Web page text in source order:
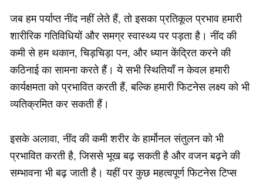
जब हम पर्याप्त नींद नहीं लेते हैं, तो इसका प्रतिकूल प्रभाव हमारी
शारीरिक गतिविधियों और समग्र स्वास्थ्य पर पड़ता है। नींद की
कमी से हम थकान, चिड़चिड़ा पन, और ध्यान केंद्रित करने की
कठिनाई का सामना करते हैं। ये सभी स्थितियाँ न केवल हमारी
कार्यक्षमता को प्रभावित करती हैं, बल्कि हमारी फिटनेस लक्ष्य को भी
व्यतिक्रमित कर सकती हैं।
इसके अलावा, नींद की कमी शरीर के हार्मोनल संतुलन को भी
प्रभावित करती है, जिससे भूख बढ़ सकती है और वजन बढ़ने की
सम्भावना भी बढ़ जाती है। यहीं पर कुछ महत्वपूर्ण फिटनेस टिप्स